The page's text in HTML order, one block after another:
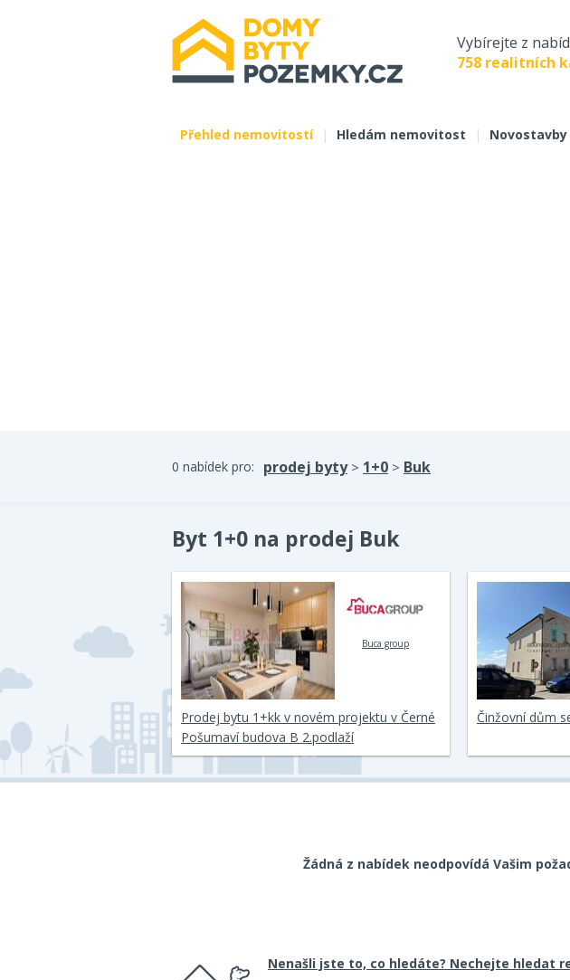
Vybírejte z
758 realitních
Přehled nemovitostí | Hledám nemovitost | Novostavby
0 nabídek pro: prodej byty> 1+0 > Buk
Byt 1+0 na prodej Buk
Buca group
Prodej bytu 1+kk v novém projektu v Černé
Pošumaví budova B 2.podlaží
Činžovní dům
Žádná z nabídek neodpovídá Vašim
Nenašli jste to, co hledáte? Nechejte hledat